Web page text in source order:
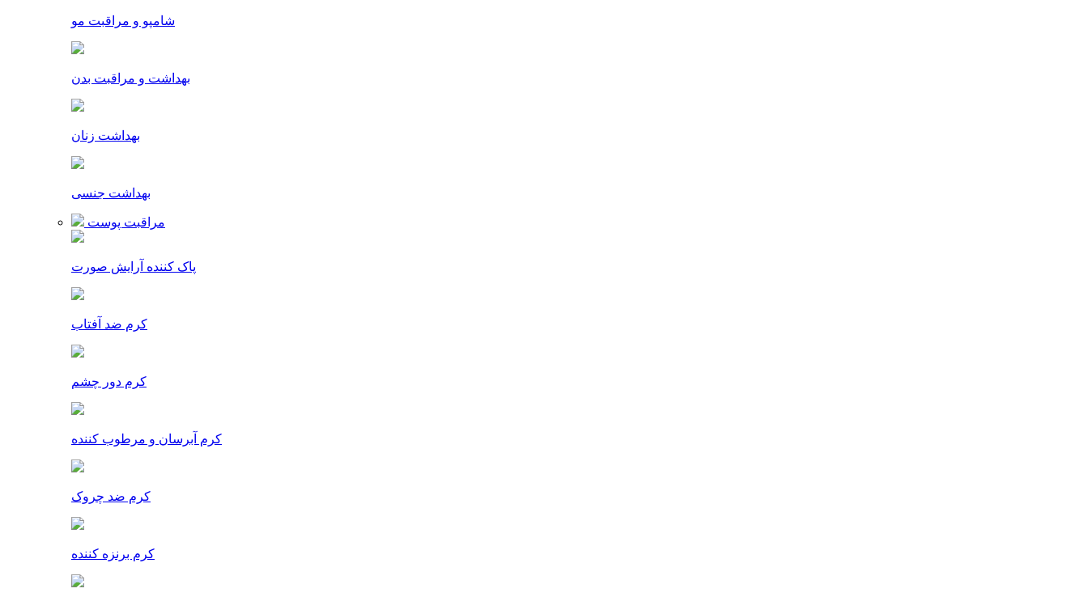
شامپو و مراقبت مو
بهداشت و مراقبت بدن
بهداشت زنان
بهداشت جنسی
مراقبت پوست
پاک کننده آرایش صورت
کرم ضد آفتاب
کرم دور چشم
کرم آبرسان و مرطوب کننده
کرم ضد چروک
کرم برنزه کننده